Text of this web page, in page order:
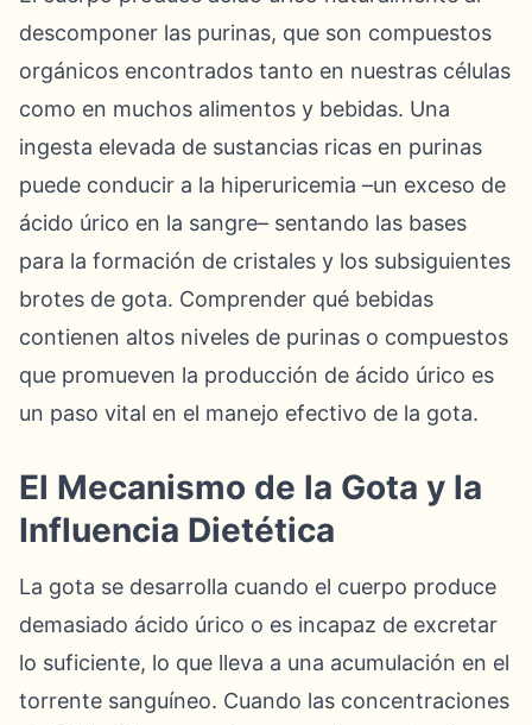
descomponer las purinas, que son compuestos
orgánicos encontrados tanto en nuestras células
como en muchos alimentos y bebidas. Una
ingesta elevada de sustancias ricas en purinas
puede conducir a la hiperuricemia –un exceso de
ácido úrico en la sangre– sentando las bases
para la formación de cristales y los subsiguientes
brotes de gota. Comprender qué bebidas
contienen altos niveles de purinas o compuestos
que promueven la producción de ácido úrico es
un paso vital en el manejo efectivo de la gota.
El Mecanismo de la Gota y la
Influencia Dietética
La gota se desarrolla cuando el cuerpo produce
demasiado ácido úrico o es incapaz de excretar
lo suficiente, lo que lleva a una acumulación en el
torrente sanguíneo. Cuando las concentraciones